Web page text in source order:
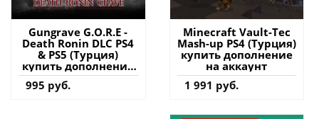
Gungrave G.O.R.E -
Death Ronin DLC PS4
& PS5 (Турция)
купить дополнение
на аккаунт
995 руб.
Minecraft Vault-Tec
Mash-up PS4 (Турция)
купить дополнение
на аккаунт
1 991 руб.